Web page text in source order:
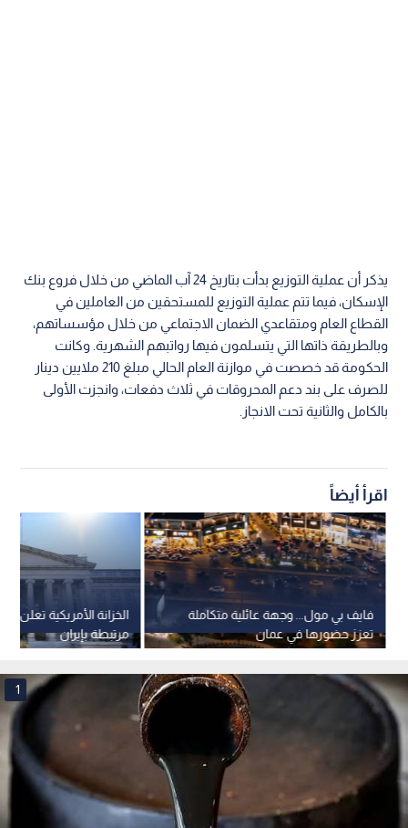
يذكر أن عملية التوزيع بدأت بتاريخ 24 آب الماضي من خلال فروع بنك
الإسكان، فيما تتم عملية التوزيع للمستحقين من العاملين في
القطاع العام ومتقاعدي الضمان الاجتماعي من خلال مؤسساتهم،
وبالطريقة ذاتها التي يتسلمون فيها رواتبهم الشهرية. وكانت
الحكومة قد خصصت في موازنة العام الحالي مبلغ 210 ملايين دينار
للصرف على بند دعم المحروقات في ثلاث دفعات، وانجزت الأولى
بالكامل والثانية تحت الانجاز.
اقرأ أيضاً
الخزانة الأمريكية تعلن
مرتبطة بإيران
فايف بي مول... وجهة عائلية متكاملة
تعزز حضورها في عمان
1